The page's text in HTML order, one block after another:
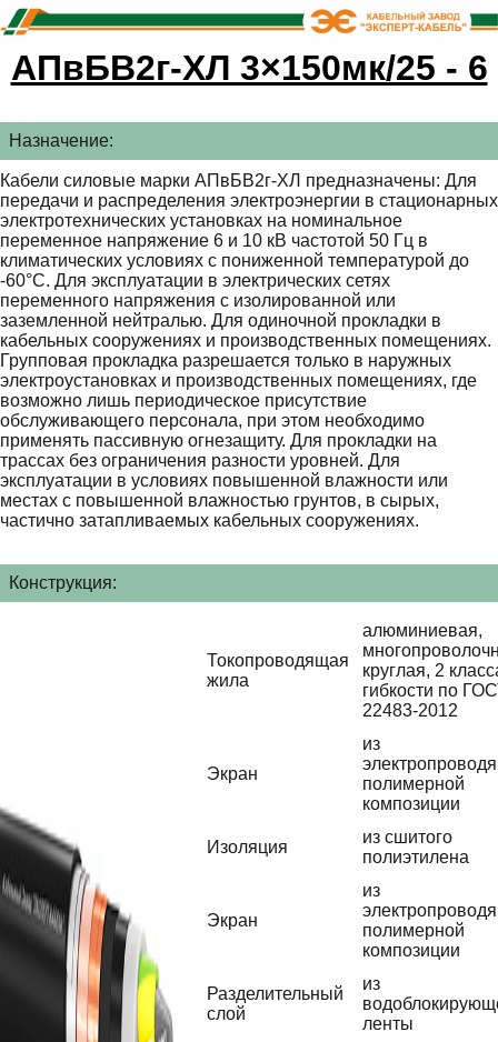
АПвБВ2г-ХЛ 3×150мк/25 - 6
Назначение:
Кабели силовые марки АПвБВ2г-ХЛ предназначены: Для
передачи и распределения электроэнергии в стационарных
электротехнических установках на номинальное
переменное напряжение 6 и 10 кВ частотой 50 Гц в
климатических условиях с пониженной температурой до
-60°С. Для эксплуатации в электрических сетях
переменного напряжения с изолированной или
заземленной нейтралью. Для одиночной прокладки в
кабельных сооружениях и производственных помещениях.
Групповая прокладка разрешается только в наружных
электроустановках и производственных помещениях, где
возможно лишь периодическое присутствие
обслуживающего персонала, при этом необходимо
применять пассивную огнезащиту. Для прокладки на
трассах без ограничения разности уровней. Для
эксплуатации в условиях повышенной влажности или
местах с повышенной влажностью грунтов, в сырых,
частично затапливаемых кабельных сооружениях.
Конструкция:
Токопроводящая
жила
алюминиевая,
круглая, 2
гибкости по
22483-2012
Экран
из
полимерной
композиции
Изоляция
из сшитого
полиэтилена
Экран
из
полимерной
композиции
Разделительный
слой
из
ленты